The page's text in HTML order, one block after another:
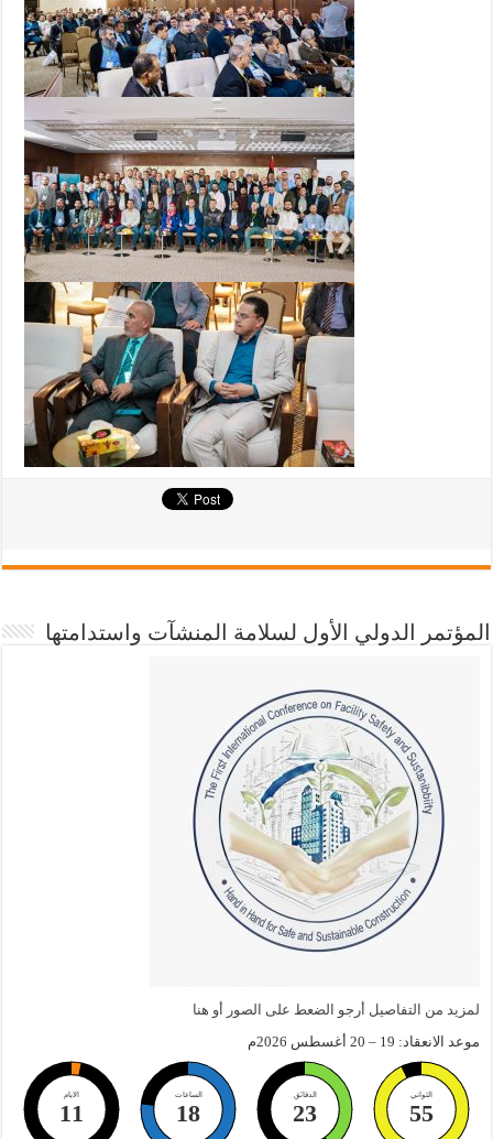
المؤتمر الدولي الأول لسلامة المنشآت واستدامتها
لمزيد من التفاصيل أرجو الضعط على الصور أو هنا
موعد الانعقاد: 19 – 20 أغسطس 2026م
الايام
11
الساعات
18
الدقائق
23
الثواني
55